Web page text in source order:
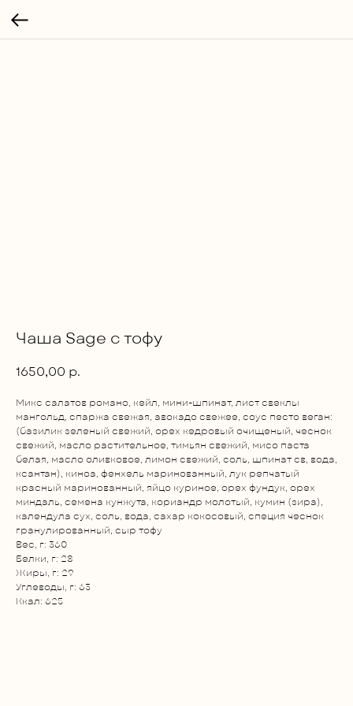
Чаша Sage с тофу
1650,00 р.
Микс салатов романо, кейл, мини-шпинат, лист свеклы
мангольд, спаржа свежая, авокадо свежее, соус песто веган:
(базилик зеленый свежий, орех кедровый очищеный, чеснок
свежий, масло растительное, тимьян свежий, мисо паста
белая, масло оливковое, лимон свежий, соль, шпинат св, вода,
ксантан), киноа, фенхель маринованный, лук репчатый
красный маринованный, яйцо куриное, орех фундук, орех
миндаль, семена кунжута, кориандр молотый, кумин (зира),
календула сух, соль, вода, сахар кокосовый, специя чеснок
гранулированный, сыр тофу
Вес, г: 360
Белки, г: 28
Жиры, г: 29
Углеводы, г: 63
Ккал: 625